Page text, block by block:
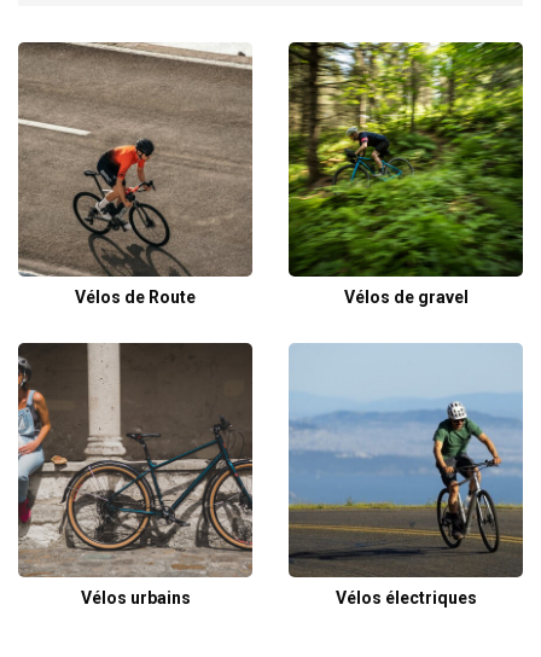
Vélos de Route Vélos de gravel
Vélos urbains Vélos électriques